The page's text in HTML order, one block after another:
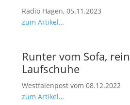
Radio Hagen, 05.11.2023
zum Artikel…
Runter vom Sofa,
Laufschuhe
Westfalenpost vom 08.12.2022
zum Artikel…